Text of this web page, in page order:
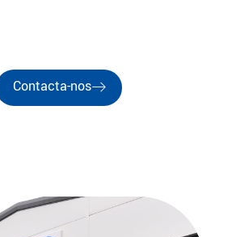
Contacta-nos